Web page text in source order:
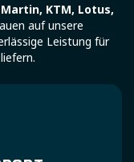
KTM, Lotus,
auf unsere
Leistung für